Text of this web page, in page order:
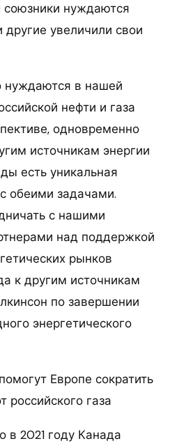
союзники нуждаются
увеличили свои
нуждаются в нашей
нефти и газа
одновременно
источникам энергии
есть уникальная
обеими задачами.
с нашими
над поддержкой
рынков
к другим источникам
по завершении
энергетического
Европе сократить
российского газа
в 2021 году Канада